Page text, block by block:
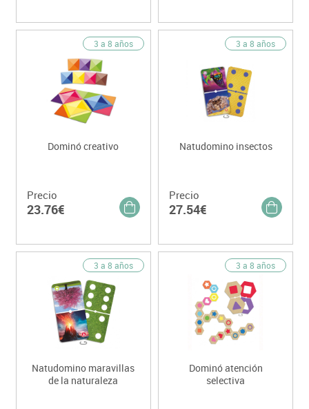
3 a 8 años
Dominó creativo
Precio
23.76€
3 a 8 años
Natudomino insectos
Precio
27.54€
3 a 8 años
Natudomino maravillas
de la naturaleza
3 a 8 años
Dominó atención
selectiva